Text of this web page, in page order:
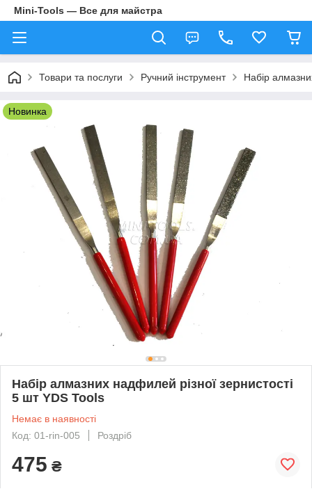
Mini-Tools — Все для майстра
Товари та послуги Ручний інструмент Набір
Новинка
Набір алмазних надфилей різної зернистості
5 шт YDS Tools
Немає в наявності
Код: 01-rin-005
Роздріб
475 ₴